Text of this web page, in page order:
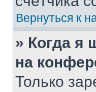
Вернуться к
» Когда я
на
Только